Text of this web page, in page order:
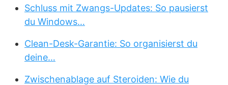
Schluss mit Zwangs-Updates: So pausierst
du Windows…
Clean-Desk-Garantie: So organisierst du
deine…
Zwischenablage auf Steroiden: Wie du